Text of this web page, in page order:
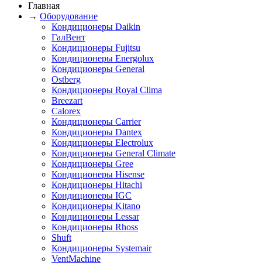
Главная
→ Оборудование
Кондиционеры Daikin
ГалВент
Кондиционеры Fujitsu
Кондиционеры Energolux
Кондиционеры General
Ostberg
Кондиционеры Royal Clima
Breezart
Calorex
Кондиционеры Carrier
Кондиционеры Dantex
Кондиционеры Electrolux
Кондиционеры General Climate
Кондиционеры Gree
Кондиционеры Hisense
Кондиционеры Hitachi
Кондиционеры IGC
Кондиционеры Kitano
Кондиционеры Lessar
Кондиционеры Rhoss
Shuft
Кондиционеры Systemair
VentMachine